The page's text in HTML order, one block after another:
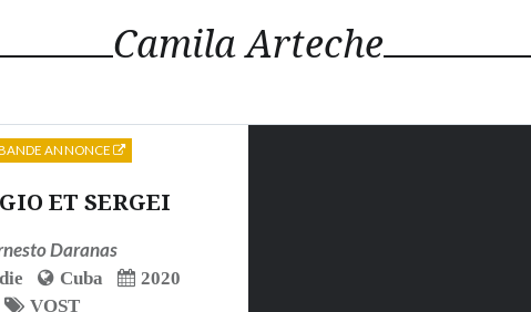
Camila Arteche
ET SERGEI
Daranas
Cuba
2020
VOST
ANNONCE